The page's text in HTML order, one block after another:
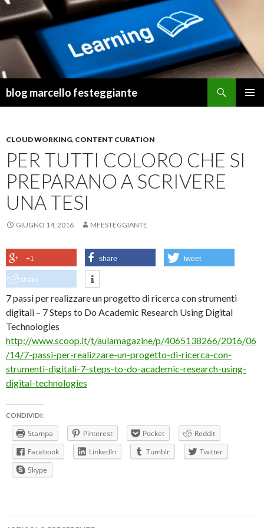
blog marcello festeggiante
CLOUD WORKING, CONTENT CURATION
PER TUTTI COLORO CHE SI
PREPARANO A SCRIVERE
UNA TESI
GIUGNO 14, 2016 MFESTEGGIANTE
+1 share tweet
share
7 passi per realizzare un progetto di ricerca con strumenti
digitali – 7 Steps to Do Academic Research Using Digital
Technologies
http://www.scoop.it/t/aulamagazine/p/4065138266/2016/06
/14/7-passi-per-realizzare-un-progetto-di-ricerca-con-
strumenti-digitali-7-steps-to-do-academic-research-using-
digital-technologies
CONDIVIDI:
Stampa Pinterest Pocket
Reddit
Facebook
LinkedIn Tumblr
Twitter
Skype